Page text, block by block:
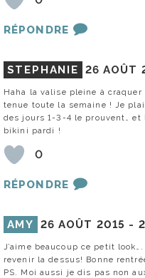
RÉPONDRE
STEPHANIE 26 AOÛT
Haha la valise pleine à
tenue toute la semaine ! Je
des jours 1-3-4 le prouvent… et
bikini pardi !
0
RÉPONDRE
AMY 26 AOÛT 2015 -
J’aime beaucoup ce petit
revenir la dessus! Bonne
PS. Moi aussi je dis pas non